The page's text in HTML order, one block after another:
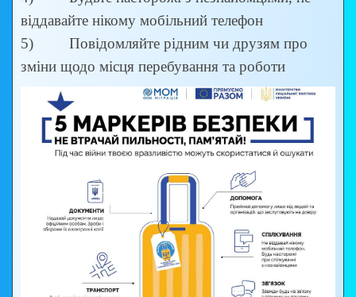
віддавайте нікому мобільний телефон
5) Повідомляйте рідним чи друзям про
зміни щодо місця перебування та роботи